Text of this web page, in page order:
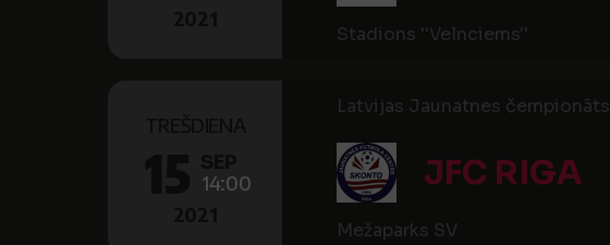
Stadions ''Velnciems''
14:00
Latvijas Jaunatnes
JFC RIGA
Mežaparks SV